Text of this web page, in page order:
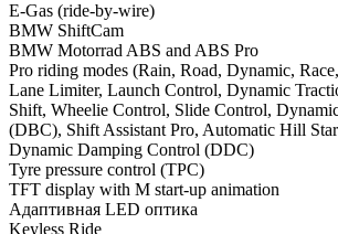
E-Gas (ride-by-wire)
BMW ShiftCam
BMW Motorrad ABS and ABS Pro
Pro riding modes (Rain, Road, Dynamic,
Lane Limiter, Launch Control, Dynamic
Shift, Wheelie Control, Slide Control,
(DBC), Shift Assistant Pro, Automatic Hill
Dynamic Damping Control (DDC)
Tyre pressure control (TPC)
TFT display with M start-up animation
Адаптивная LED оптика
Keyless Ride